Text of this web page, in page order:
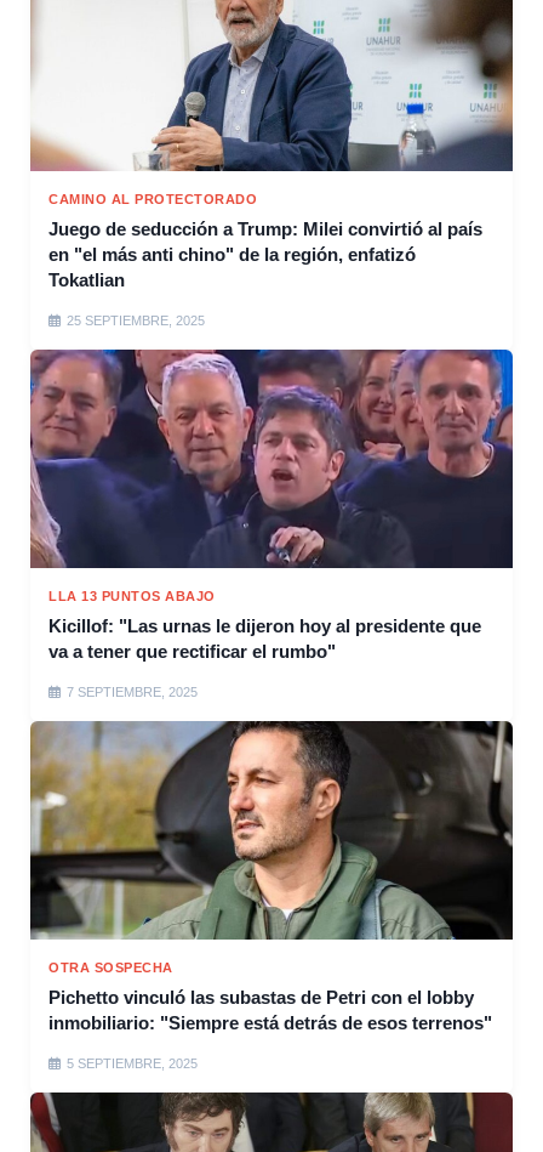
CAMINO AL PROTECTORADO
Juego de seducción a Trump: Milei convirtió al país
en "el más anti chino" de la región, enfatizó
Tokatlian
25 SEPTIEMBRE, 2025
LLA 13 PUNTOS ABAJO
Kicillof: "Las urnas le dijeron hoy al presidente que
va a tener que rectificar el rumbo"
7 SEPTIEMBRE, 2025
OTRA SOSPECHA
Pichetto vinculó las subastas de Petri con el lobby
inmobiliario: "Siempre está detrás de esos terrenos"
5 SEPTIEMBRE, 2025